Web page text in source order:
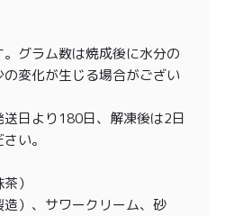
グラム数は焼成後に水分の
変化が生じる場合がござい
日より180日、解凍後は2日
い。
）
）、サワークリーム、砂